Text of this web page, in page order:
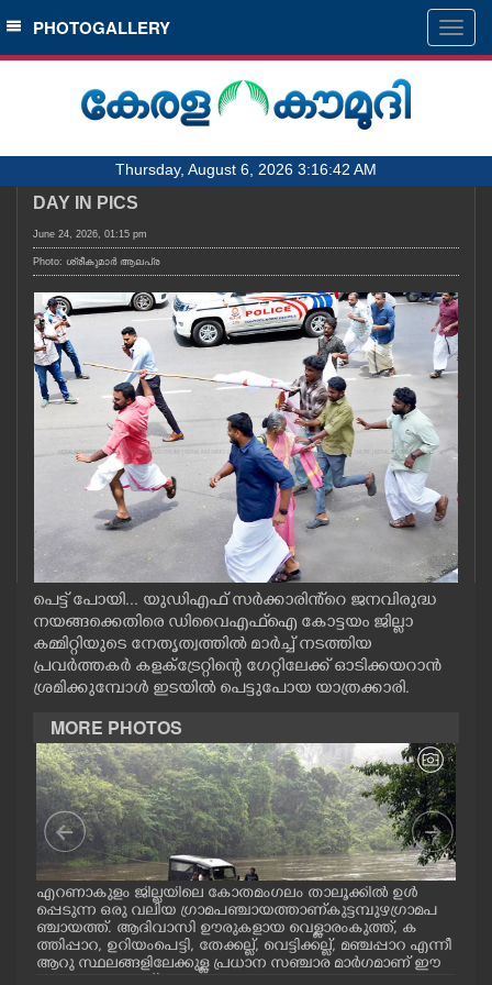
SECTIONS
HOME
NOTIFIED NEWS
KERALA
LOCAL
OBITUARY
NEWS 360
CASE DIARY
CINEMA
OPINION
LIFESTYLE
SPIRITUAL
INFO+
ART
PHOTOGALLERY
Thursday, August 6, 2026 3:16:42 AM
DAY IN PICS
June 24, 2026, 01:15 pm
Photo: ശ്രീകുമാർ ആലപ്ര
പെട്ട് പോയി... യുഡിഎഫ് സർക്കാരിൻ്റെ ജനവിരുദ്ധ
നയങ്ങക്കെതിരെ ഡിവൈഎഫ്ഐ കോട്ടയം ജില്ലാ
കമ്മിറ്റിയുടെ നേതൃത്വത്തിൽ മാർച്ച് നടത്തിയ
പ്രവർത്തകർ കളക്ട്രേറ്റിന്റെ ഗേറ്റിലേക്ക് ഓടിക്കയറാൻ
ശ്രമിക്കുമ്പോൾ ഇടയിൽ പെട്ടുപോയ യാത്രക്കാരി.
MORE PHOTOS
എറണാകുളം ജില്ലയിലെ കോതമംഗലം താലൂക്കിൽ ഉൾ
പ്പെടുന്ന ഒരു വലിയ ഗ്രാമപഞ്ചായത്താണ് കുട്ടമ്പുഴ ഗ്രാമ പ
ഞ്ചായത്ത്. ആദിവാസി ഊരുകളായ വെള്ളാരംകുത്ത്, ക
ത്തിപ്പാറ, ഉറിയംപെട്ടി, തേക്കല്ല്, വെട്ടിക്കല്ല്, മഞ്ചപ്പാറ എന്നീ
ആറു സ്ഥലങ്ങളിലേക്കുള്ള പ്രധാന സഞ്ചാര മാർഗമാണ് ഈ